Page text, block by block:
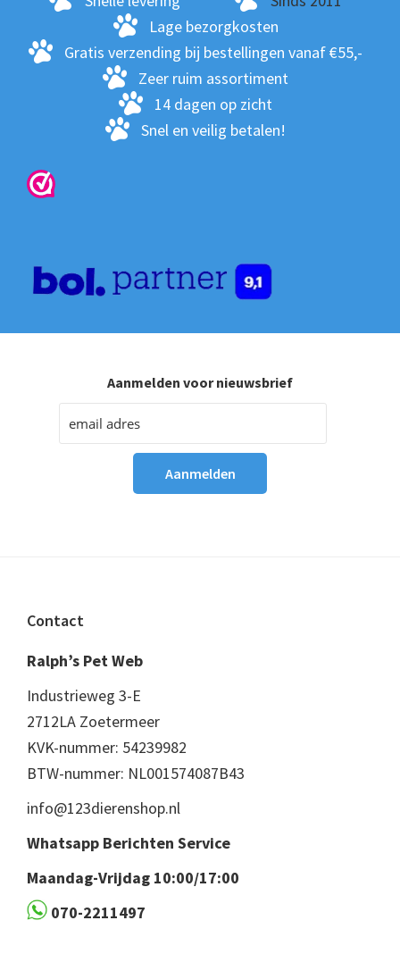
Lage bezorgkosten
Gratis verzending bij bestellingen vanaf €55,-
Zeer ruim assortiment
14 dagen op zicht
Snel en veilig betalen!
Aanmelden voor nieuwsbrief
Footer
Contact
Ralph’s Pet Web
Industrieweg 3-E
2712LA Zoetermeer
KVK-nummer: 54239982
BTW-nummer: NL001574087B43
info@123dierenshop.nl
Whatsapp Berichten Service
Maandag-Vrijdag 10:00/17:00
070-2211497